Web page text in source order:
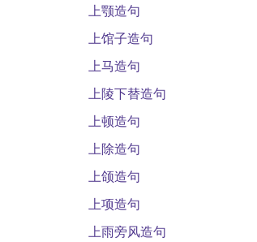
上颚造句
上馆子造句
上马造句
上陵下替造句
上顿造句
上除造句
上颌造句
上项造句
上雨旁风造句